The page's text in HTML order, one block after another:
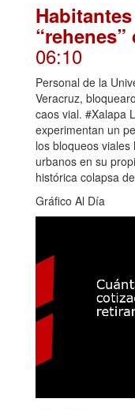
06:10
Personal de la
Veracruz,
caos vial. #Xalapa
experimentan un
los bloqueos viales
urbanos en su
histórica colapsa
Gráfico Al Día